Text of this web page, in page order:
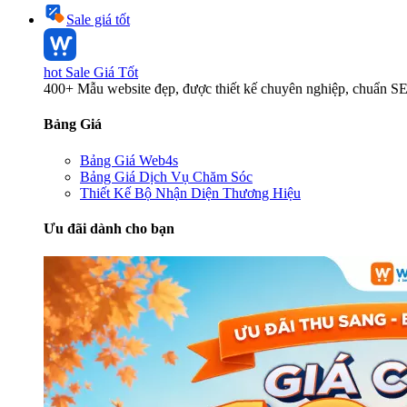
Sale giá tốt
hot Sale Giá Tốt
400+ Mẫu website đẹp, được thiết kế chuyên nghiệp, chuẩn
Bảng Giá
Bảng Giá Web4s
Bảng Giá Dịch Vụ Chăm Sóc
Thiết Kế Bộ Nhận Diện Thương Hiệu
Ưu đãi dành cho bạn